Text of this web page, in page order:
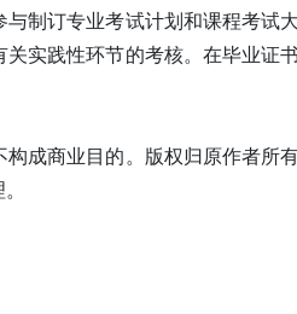
制订专业考试计划和课程考试
实践性环节的考核。在毕业证
成商业目的。版权归原作者所